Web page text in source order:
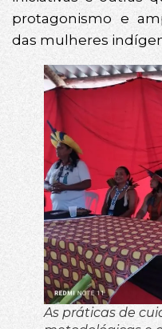
protagonismo e
das mulheres
As práticas de